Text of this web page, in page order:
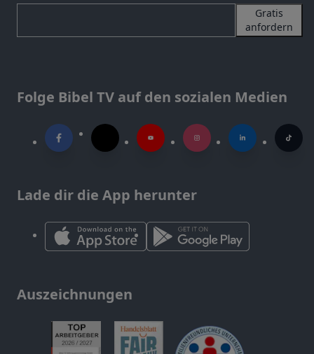
Gratis
anfordern
Folge Bibel TV auf den sozialen Medien
Lade dir die App herunter
Auszeichnungen